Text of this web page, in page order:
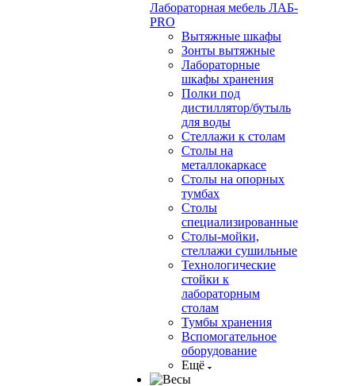
Лабораторная мебель ЛАБ-
PRO
Вытяжные шкафы
Зонты вытяжные
Лабораторные
шкафы хранения
Полки под
дистиллятор/бутыль
для воды
Стеллажи к столам
Столы на
металлокаркасе
Столы на опорных
тумбах
Столы
специализированные
Столы-мойки,
стеллажи сушильные
Технологические
стойки к
лабораторным
столам
Тумбы хранения
Вспомогательное
оборудование
Ещё